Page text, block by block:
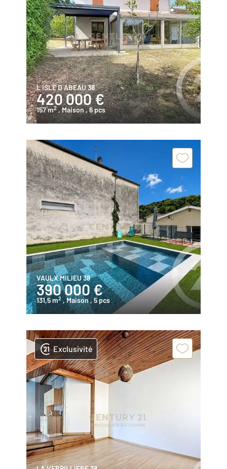
L ISLE D ABEAU 38
420 000 €
157 m2 , Maison, 6 pcs
VAULX MILIEU 38
390 000 €
131,5 m2 , Maison , 5 pcs
Exclusivité